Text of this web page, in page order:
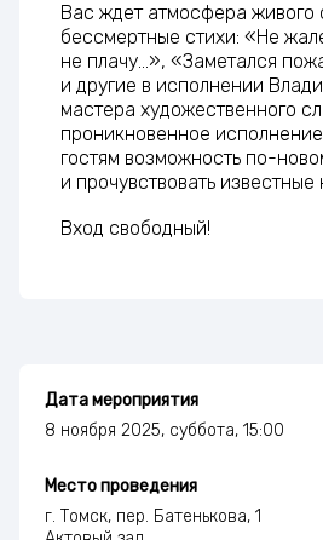
Вас ждет атмосфера живого
бессмертные стихи: «Не
не плачу...», «Заметался
и другие в исполнении
мастера художественного
проникновенное
гостям возможность по-
и прочувствовать
Вход свободный!
Дата мероприятия
8 ноября 2025, суббота, 15:00
Место проведения
г. Томск, пер. Батенькова, 1